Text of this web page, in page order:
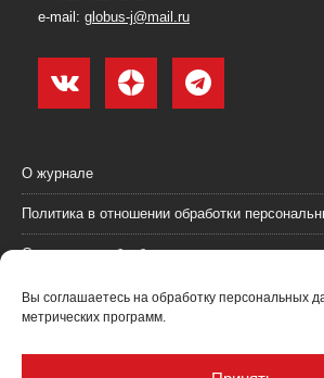
Вы соглашаетесь на обработку персональных
метрических программ.
e-mail: globus-j@mail.ru
О журнале
Политика в отношении обработки
Согласие на обработку персональных данных
Пользовательское соглашение (оферта)